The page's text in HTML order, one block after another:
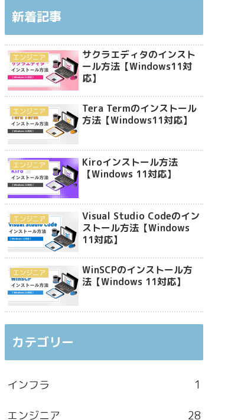
新着記事
エンジニア
サクラエディタのインスト
ール方法【Windows11対
応】
エンジニア
Tera Termのインストール
方法【Windows11対応】
エンジニア
Kiroインストール方法
【Windows 11対応】
エンジニア
Visual Studio Codeのイン
ストール方法【Windows
11対応】
エンジニア
WinSCPのインストール方
法【Windows 11対応】
カテゴリー
インフラ 1
エンジニア 28